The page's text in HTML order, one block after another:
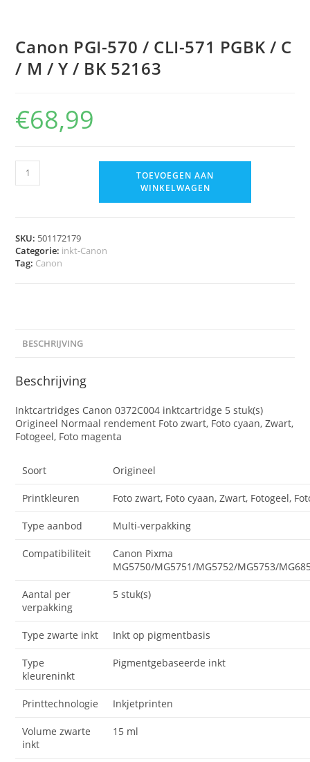
Canon PGI-570 / CLI-571 PGBK / C
/ M / Y / BK 52163
€68,99
TOEVOEGEN AAN
WINKELWAGEN
SKU: 501172179
Categorie: inkt-Canon
Tag: Canon
BESCHRIJVING
Beschrijving
Inktcartridges Canon 0372C004 inktcartridge 5 stuk(s)
Origineel Normaal rendement Foto zwart, Foto cyaan, Zwart,
Fotogeel, Foto magenta
Soort Origineel
Printkleuren Foto zwart, Foto cyaan, Zwart, Fotogeel,
Type aanbod Multi-verpakking
Compatibiliteit
Canon Pixma
MG5750/MG5751/MG5752/MG5753/
Aantal per
verpakking
5 stuk(s)
Type zwarte inkt Inkt op pigmentbasis
Type
kleureninkt
Pigmentgebaseerde inkt
Printtechnologie Inkjetprinten
Volume zwarte
inkt
15 ml